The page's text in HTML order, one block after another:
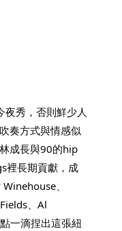
秀，否則鮮少人
奏方式與情感似
成長與90的hip
裡長期貢獻，成
、
、Al
一滴捏出這張紐